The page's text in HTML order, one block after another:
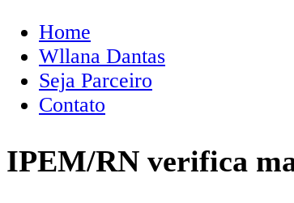
Home
Wllana Dantas
Seja Parceiro
Contato
IPEM/RN verifica